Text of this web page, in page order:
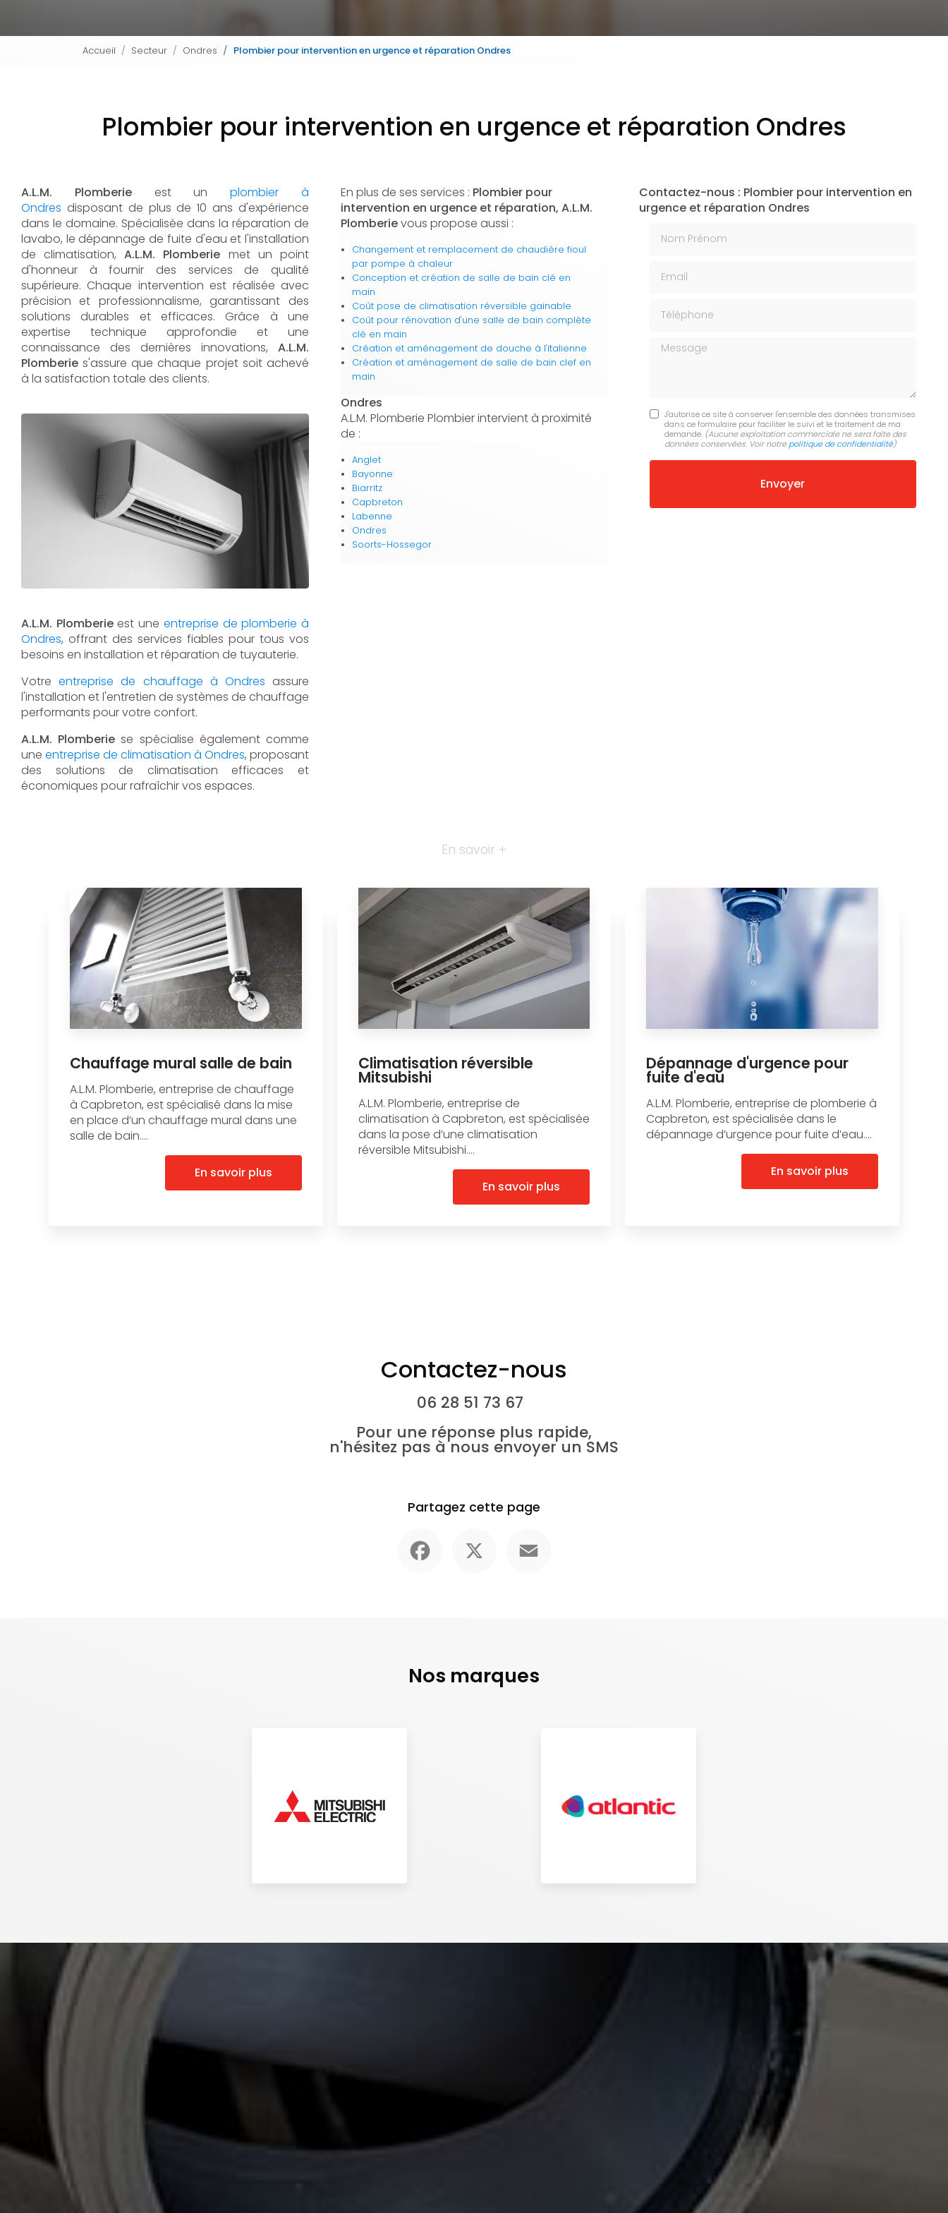
Accueil Secteur Ondres Plombier pour intervention en urgence et réparation Ondres
Plombier pour intervention en urgence et réparation Ondres
A.L.M. Plomberieest unplombier à
Ondres disposant de plus de 10 ans d'expérience
dans le domaine. Spécialisée dans la réparation de
lavabo, le dépannage de fuite d'eau et l'installation
de climatisation,A.L.M. Plomberie met un point
d'honneur à fournir des services de qualité
supérieure. Chaque intervention est réalisée avec
précision et professionnalisme, garantissant des
solutions durables et efficaces. Grâce à une
expertise technique approfondie et une
connaissance des dernières innovations, A.L.M.
Plomberie s'assure que chaque projet soit achevé
à la satisfaction totale des clients.
A.L.M. Plomberieest une entreprise de plomberie à
Ondres, offrant des services fiables pour tous vos
besoins en installation et réparation de tuyauterie.
Votreentreprise de chauffage à Ondres assure
l'installation et l'entretien de systèmes de chauffage
performants pour votre confort.
A.L.M. Plomberie se spécialise également comme
une entreprise de climatisation à Ondres, proposant
des solutions de climatisation efficaces et
économiques pour rafraîchir vos espaces.
En plus de ses services : Plombier pour
intervention en urgence et réparation, A.L.M.
Plomberievous propose aussi :
Changement et remplacement de chaudière fioul
par pompe à chaleur
Conception et création de salle de bain clé en
main
Coût pose de climatisation réversible gainable
Coût pour rénovation d'une salle de bain complète
clé en main
Création et aménagement de douche à l'italienne
Création et aménagement de salle de bain clef en
main
Ondres
A.L.M. Plomberie Plombier intervient à proximité
de :
Anglet
Bayonne
Biarritz
Capbreton
Labenne
Ondres
Soorts-Hossegor
Contactez-nous : Plombier pour intervention en
urgence et réparation Ondres
Message
J'autorise ce site à conserver l'ensemble des données transmises
dans ce formulaire pour faciliter le suivi et le traitement de ma
demande. (Aucune exploitation commerciale ne sera faite des
données conservées. Voir notre politique de confidentialité)
En savoir +
Chauffage mural salle de bain
A.L.M. Plomberie, entreprise de chauffage
à Capbreton, est spécialisé dans la mise
en place d’un chauffage mural dans une
salle de bain....
En savoir plus
Climatisation réversible
Mitsubishi
A.L.M. Plomberie, entreprise de
climatisation à Capbreton, est spécialisée
dans la pose d’une climatisation
réversible Mitsubishi....
En savoir plus
Dépannage d'urgence pour
fuite d'eau
A.L.M. Plomberie, entreprise de plomberie à
Capbreton, est spécialisée dans le
dépannage d’urgence pour fuite d’eau....
En savoir plus
Contactez-nous
06 28 51 73 67
Pour une réponse plus rapide,
n'hésitez pas à nous envoyer un SMS
Partagez cette page
Nos marques